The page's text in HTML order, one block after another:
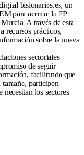
bisionarios.es, un
para acercar la FP
A través de esta
recursos prácticos,
sobre la nueva
sectoriales
de seguir
facilitando que
tamaño, participen
necesitan los sectores